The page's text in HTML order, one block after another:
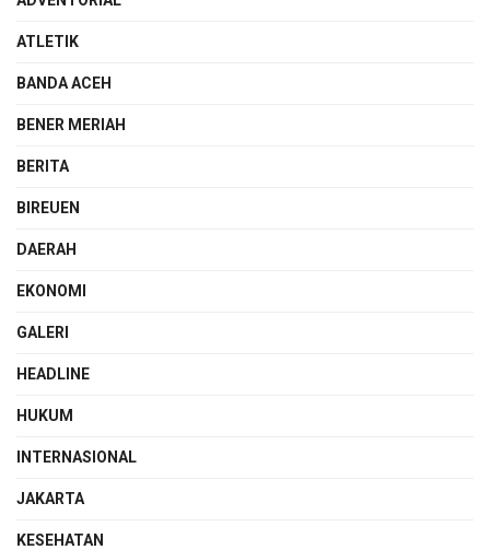
ATLETIK
BANDA ACEH
BENER MERIAH
BERITA
BIREUEN
DAERAH
EKONOMI
GALERI
HEADLINE
HUKUM
INTERNASIONAL
JAKARTA
KESEHATAN